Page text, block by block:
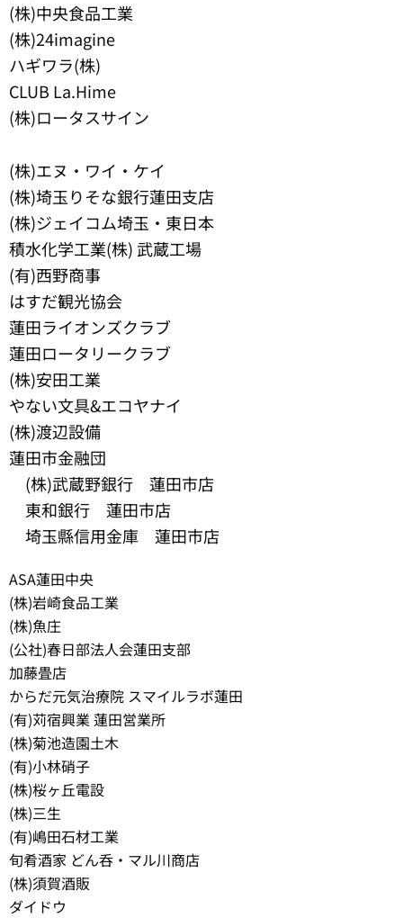
(株)中央食品工業
(株)24imagine
ハギワラ(株)
CLUB La.Hime
(株)ロータスサイン
(株)エヌ・ワイ・ケイ
(株)埼玉りそな銀行蓮田支店
(株)ジェイコム埼玉・東日本
積水化学工業(株) 武蔵工場
(有)西野商事
はすだ観光協会
蓮田ライオンズクラブ
蓮田ロータリークラブ
(株)安田工業
やない文具&エコヤナイ
(株)渡辺設備
蓮田市金融団
(株)武蔵野銀行 蓮田市店
東和銀行 蓮田市店
埼玉縣信用金庫 蓮田市店
ASA蓮田中央
(株)岩崎食品工業
(株)魚庄
(公社)春日部法人会蓮田支部
加藤畳店
からだ元気治療院 スマイルラボ蓮田
(有)苅宿興業 蓮田営業所
(株)菊池造園土木
(有)小林硝子
(株)桜ヶ丘電設
(株)三生
(有)嶋田石材工業
旬肴酒家 どん呑・マル川商店
(株)須賀酒販
ダイドウ